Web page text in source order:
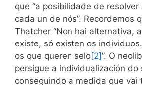
que “a posibilidade de resolver
cada un de nós”. Recordemos
Thatcher “Non hai alternativa,
existe, só existen os
os que queren selo[2]”. O
persigue a individualización do
conseguindo a medida que vai